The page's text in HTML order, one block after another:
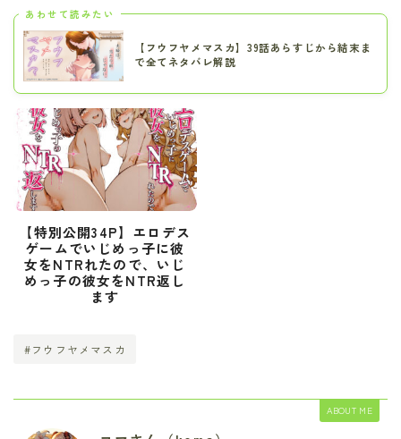
あわせて読みたい
【フウフヤメマスカ】39話あらすじから結末ま
で全てネタバレ解説
【特別公開34P】エロデス
ゲームでいじめっ子に彼
女をNTRれたので、いじ
めっ子の彼女をNTR返し
ます
#フウフヤメマスカ
ABOUT ME